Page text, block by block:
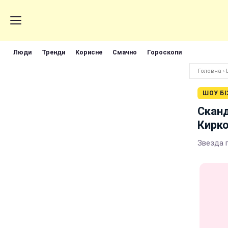
Люди Тренди Корисне Смачно Гороскопи
Головна ›
ШОУ
Звезда